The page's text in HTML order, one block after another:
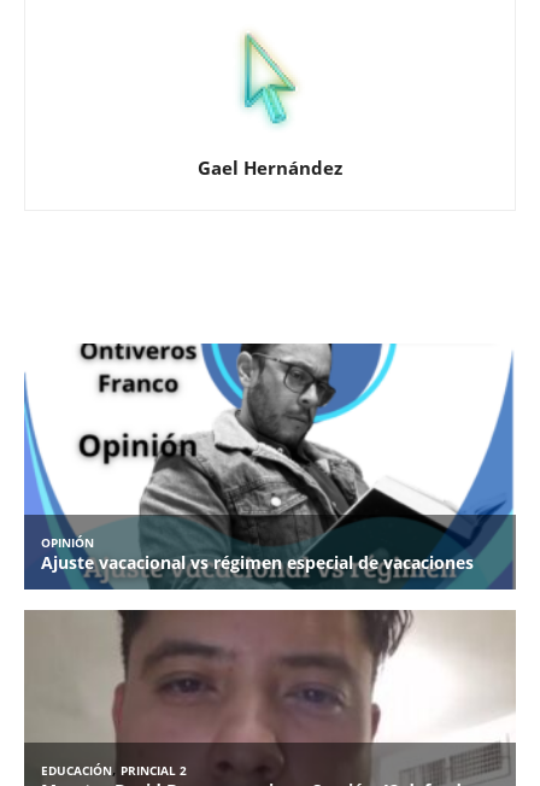
Gael Hernández